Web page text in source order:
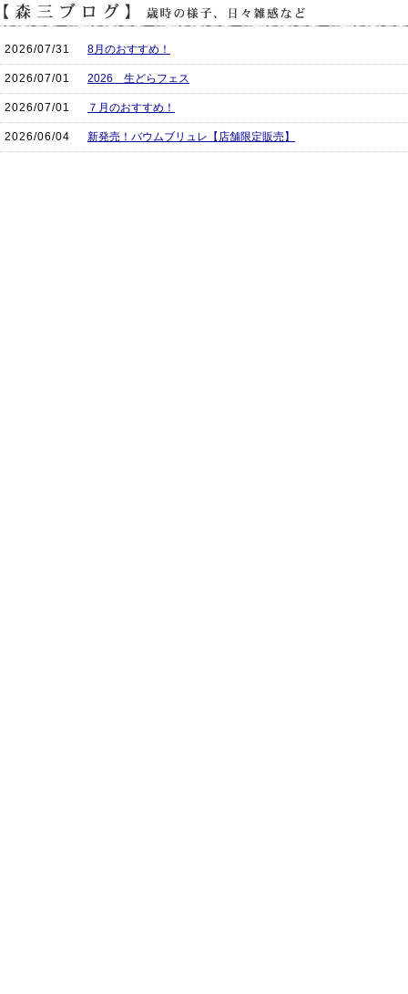
2026/07/31 8月のおすすめ！
2026/07/01 2026 生どらフェス
2026/07/01 ７月のおすすめ！
2026/06/04 新発売！バウムブリュレ【店舗限定販売】